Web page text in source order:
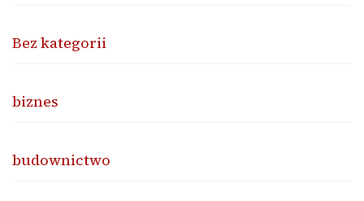
Bez kategorii
biznes
budownictwo